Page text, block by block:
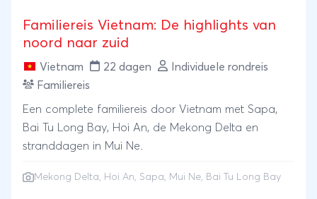
tempo en interesses.Reisroute: Edinburgh – De
Schotse Hooglanden – Inverness – The Heart of
Scotland
Familiereis Vietnam: De highlights van
noord naar zuid
Vietnam 22 dagen
Individuele rondreis
Familiereis
Een complete familiereis door Vietnam met Sapa,
Bai Tu Long Bay, Hoi An, de Mekong Delta en
stranddagen in Mui Ne.
Mekong Delta, Hoi An, Sapa, Mui Ne, Bai Tu Long Bay